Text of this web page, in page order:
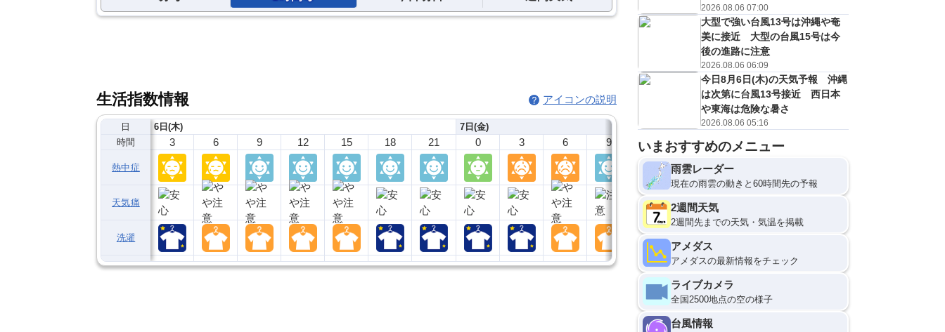
生活指数情報 アイコンの説明
日
時間
熱中症
天気痛
洗濯
6日(木)
3 6 9 12 15 18 21
7日(金)
0 3 6 9 12
2026.08.06 07:00
大型で強い台風13号は沖縄や奄
美に接近 大型の台風15号は今
後の進路に注意
2026.08.06 06:09
今日8月6日(木)の天気予報 沖縄
は次第に台風13号接近 西日本
や東海は危険な暑さ
2026.08.06 05:16
いまおすすめのメニュー
雨雲レーダー
現在の雨雲の動きと60時間先の予報
2週間天気
2週間先までの天気・気温を掲載
アメダス
アメダスの最新情報をチェック
ライブカメラ
全国2500地点の空の様子
台風情報